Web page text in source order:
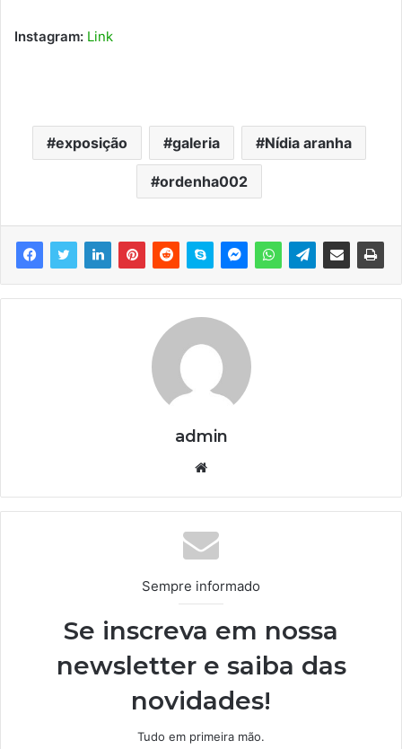
Instagram: Link
exposição galeria Nídia aranha
ordenha002
admin
te
Sempre informado
Se inscreva em nossa
newsletter e saiba das
novidades!
Tudo em primeira mão.